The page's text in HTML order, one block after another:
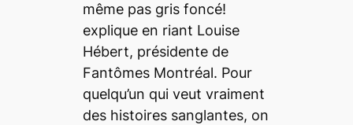
même pas gris foncé!
explique en riant Louise
Hébert, présidente de
Fantômes Montréal. Pour
quelqu’un qui veut vraiment
des histoires sanglantes, on